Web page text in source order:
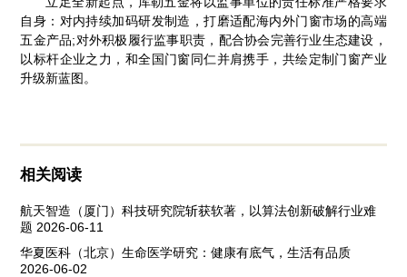
自身：对内持续加码研发制造，打磨适配海内外门窗市场的高端
五金产品;对外积极履行监事职责，配合协会完善行业生态建设，
以标杆企业之力，和全国门窗同仁并肩携手，共绘定制门窗产业
升级新蓝图。
相关阅读
航天智造（厦门）科技研究院斩获软著，以算法创新破解行业难
题 2026-06-11
华夏医科（北京）生命医学研究：健康有底气，生活有品质
2026-06-02